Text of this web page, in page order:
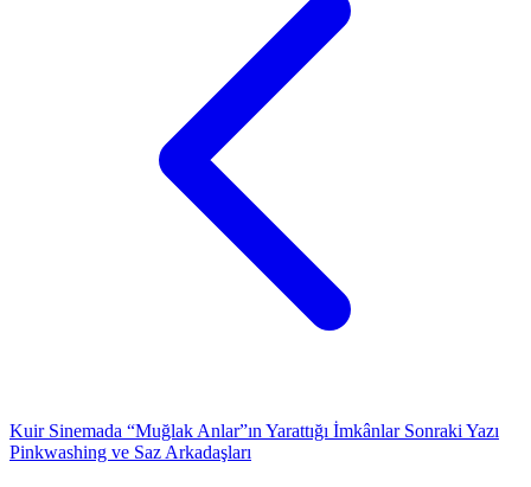
Kuir Sinemada “Muğlak Anlar”ın Yarattığı İmkânlar Sonraki Yazı
Pinkwashing ve Saz Arkadaşları